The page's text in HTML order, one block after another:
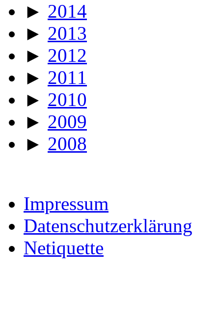
► 2014
► 2013
► 2012
► 2011
► 2010
► 2009
► 2008
Impressum
Datenschutzerklärung
Netiquette